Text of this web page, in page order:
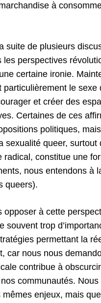
à
suite de plusieurs
perspectives
certaine ironie.
le sexe
et créer des
Certaines de ces
politiques,
sexualité queer, surtout
constitue une
nous entendons à
queers).
à cette
souvent trop
permettant la
car nous nous
contribue à
communautés.
enjeux, mais